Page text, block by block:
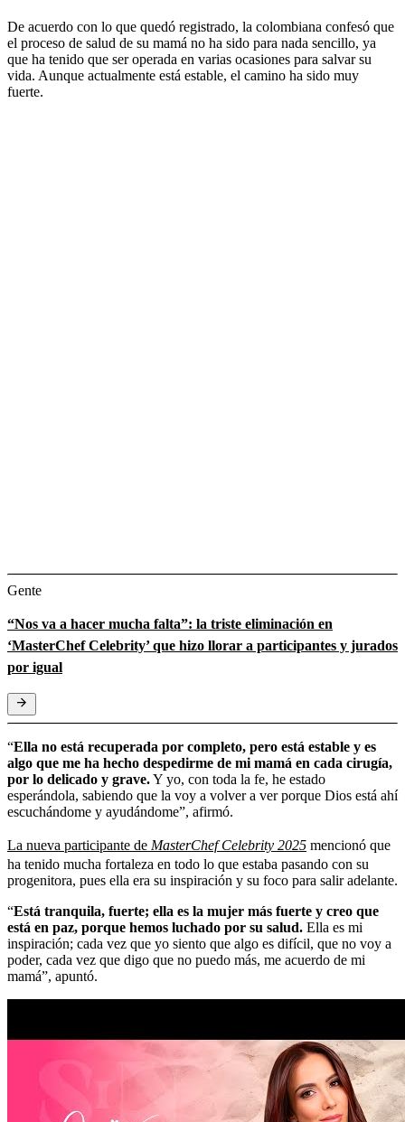
De acuerdo con lo que quedó registrado, la colombiana confesó que
el proceso de salud de su mamá no ha sido para nada sencillo, ya
que ha tenido que ser operada en varias ocasiones para salvar su
vida. Aunque actualmente está estable, el camino ha sido muy
fuerte.
Gente
“Nos va a hacer mucha falta”: la triste eliminación en
‘MasterChef Celebrity’ que hizo llorar a participantes y jurados
por igual
“Ella no está recuperada por completo, pero está estable y es
algo que me ha hecho despedirme de mi mamá en cada cirugía,
por lo delicado y grave.Y yo, con toda la fe, he estado
esperándola, sabiendo que la voy a volver a ver porque Dios está ahí
escuchándome y ayudándome”, afirmó.
La nueva participante de MasterChef Celebrity 2025 mencionó que
ha tenido mucha fortaleza en todo lo que estaba pasando con su
progenitora, pues ella era su inspiración y su foco para salir adelante.
“Está tranquila, fuerte; ella es la mujer más fuerte y creo que
está en paz, porque hemos luchado por su salud. Ella es mi
inspiración; cada vez que yo siento que algo es difícil, que no voy a
poder, cada vez que digo que no puedo más, me acuerdo de mi
mamá”, apuntó.